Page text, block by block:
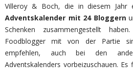
Villeroy & Boch, die in diesem Jahr
Adventskalender mit 24 Bloggern
Schenken zusammengestellt
Foodblogger mit von der Partie
empfehlen, auch bei den
Adventskalenders vorbeizuschauen.